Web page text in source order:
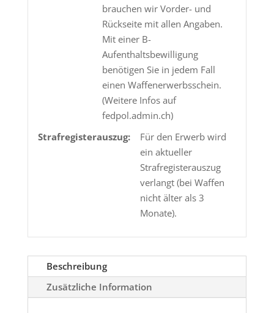
brauchen wir Vorder- und
Rückseite mit allen Angaben.
Mit einer B-
Aufenthaltsbewilligung
benötigen Sie in jedem Fall
einen Waffenerwerbsschein.
(Weitere Infos auf
fedpol.admin.ch)
Strafregisterauszug:
Für den Erwerb wird
ein aktueller
Strafregisterauszug
verlangt (bei Waffen
nicht älter als 3
Monate).
Beschreibung
Zusätzliche Information